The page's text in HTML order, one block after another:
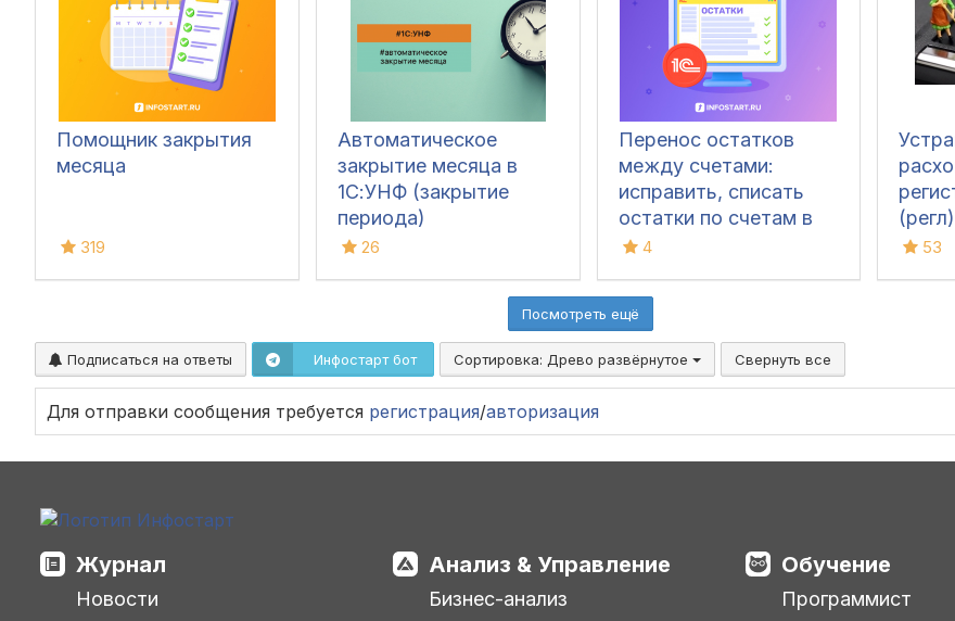
Помощник закрытия
месяца
319
Автоматическое
закрытие месяца в
1С:УНФ (закрытие
периода)
26
Перенос остатков
между счетами:
исправить, списать
остатки по счетам в
1С4 53
Посмотреть ещё
Подписаться на ответы Инфостарт бот Сортировка: Древо развёрнутое Свернуть все
Для отправки сообщения требуется регистрация/авторизация
Журнал
Новости
Анализ & Управление
Бизнес-анализ
Обучение
Программист